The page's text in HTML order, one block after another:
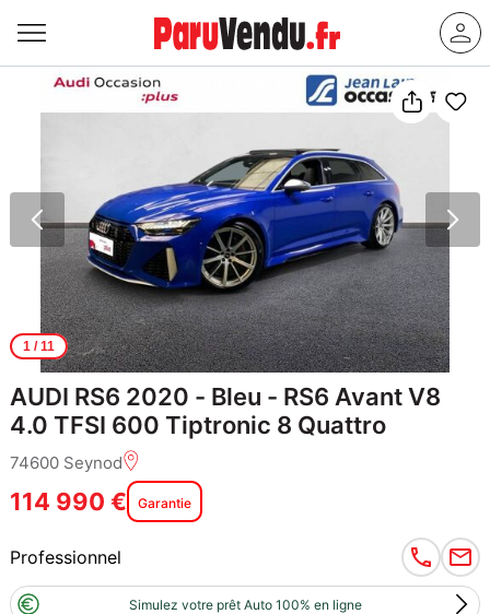
1/ 11
AUDI RS6 2020 - Bleu - RS6 Avant V8
4.0 TFSI 600 Tiptronic 8 Quattro
74600 Seynod
114 990 € Garantie
Professionnel
Simulez votre prêt Auto 100% en ligne